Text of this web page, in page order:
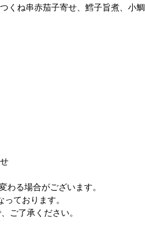
くね串赤茄子寄せ、鱈子旨煮、小鯛
る場合がございます。
ております。
ご了承ください。